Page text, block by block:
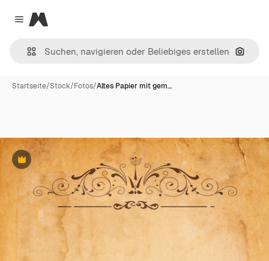
Close menu
Magnific
Nach
Startseite/Stock/Fotos/Altes Papier mit gem…
Premium